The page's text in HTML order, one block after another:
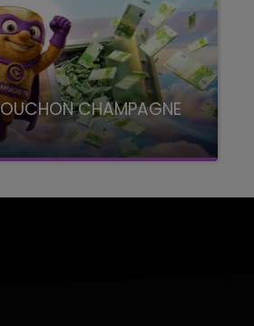
CHAMPAGNE
Champagne FM, à 8H10